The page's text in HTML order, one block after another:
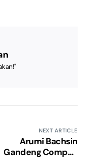
NEXT ARTICLE
Arumi Bachsin
Gandeng Compok